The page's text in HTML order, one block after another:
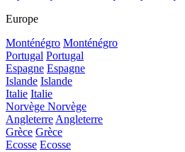
Europe
Monténégro Monténégro
Portugal Portugal
Espagne Espagne
Islande Islande
Italie Italie
Norvège Norvège
AngleterreAngleterre
Grèce Grèce
Ecosse Ecosse